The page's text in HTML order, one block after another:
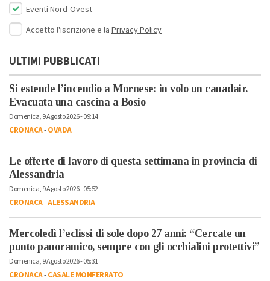
Eventi Nord-Ovest
Accetto l'iscrizione e la Privacy Policy
ULTIMI PUBBLICATI
Si estende l’incendio a Mornese: in volo un canadair.
Evacuata una cascina a Bosio
Domenica, 9 Agosto 2026 - 09:14
CRONACA-OVADA
Le offerte di lavoro di questa settimana in provincia di
Alessandria
Domenica, 9 Agosto 2026 - 05:52
CRONACA-ALESSANDRIA
Mercoledì l’eclissi di sole dopo 27 anni: “Cercate un
punto panoramico, sempre con gli occhialini protettivi”
Domenica, 9 Agosto 2026 - 05:31
CRONACA-CASALE MONFERRATO